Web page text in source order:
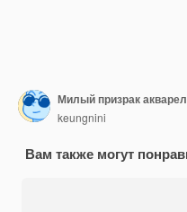
Милый призрак
keungnini
Вам также могут